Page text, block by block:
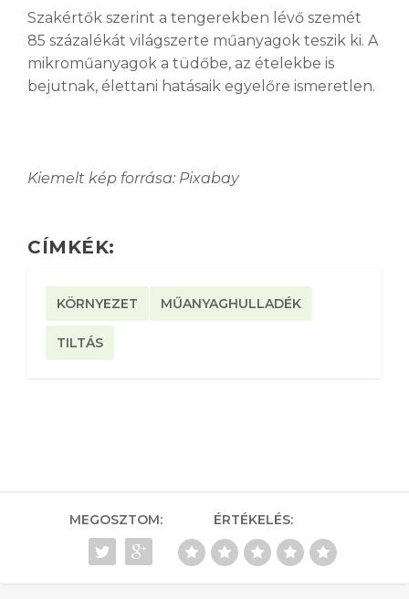
Szakértők szerint a tengerekben lévő szemét
85 százalékát világszerte műanyagok teszik ki. A
mikroműanyagok a tüdőbe, az ételekbe is
bejutnak, élettani hatásaik egyelőre ismeretlen.
Kiemelt kép forrása: Pixabay
CÍMKÉK:
KÖRNYEZET MŰANYAGHULLADÉK
TILTÁS
MEGOSZTOM: ÉRTÉKELÉS: